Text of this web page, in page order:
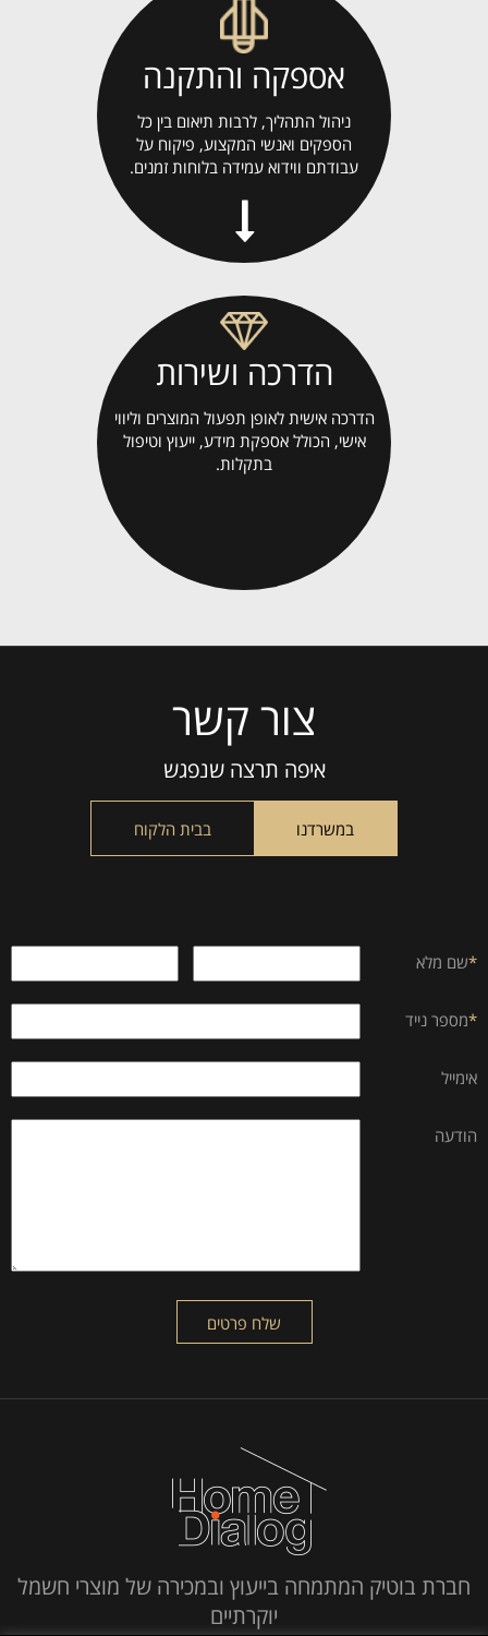
אספקה והתקנה
ניהול התהליך, לרבות תיאום בין כל
הספקים ואנשי המקצוע, פיקוח על
עבודתם ווידוא עמידה בלוחות זמנים.
הדרכה ושירות
הדרכה אישית לאופן תפעול המוצרים וליווי
אישי, הכולל אספקת מידע, ייעוץ וטיפול
בתקלות.
צור קשר
איפה תרצה שנפגש
במשרדנו בבית הלקוח
*שם מלא
*מספר נייד
אימייל
הודעה
חברת בוטיק המתמחה בייעוץ ובמכירה של מוצרי חשמל
יוקרתיים